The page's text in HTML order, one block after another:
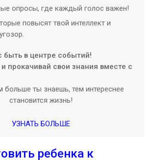
опросы, где каждый голос важен!
повысят твой интеллект и
быть в центре событий!
прокачивай свои знания вместе с
больше ты знаешь, тем интереснее
становится жизнь!
УЗНАТЬ БОЛЬШЕ
ребенка к